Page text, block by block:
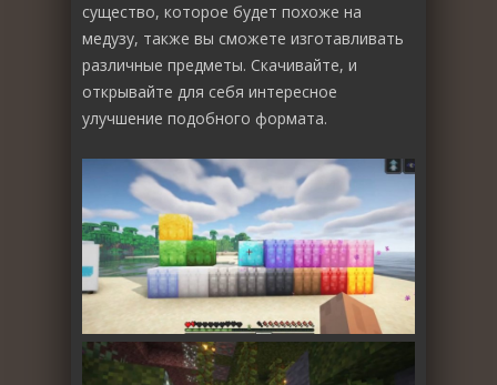
существо, которое будет похоже на
медузу, также вы сможете изготавливать
различные предметы. Скачивайте, и
открывайте для себя интересное
улучшение подобного формата.